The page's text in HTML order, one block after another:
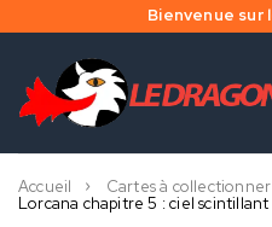
Bienvenue sur
Accueil Cartes à collectionner
Lorcana chapitre 5 : ciel scintillant